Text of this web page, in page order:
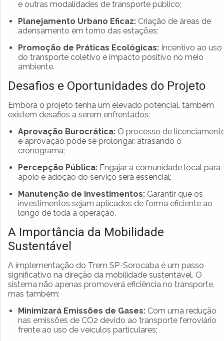
e outras modalidades de transporte público;
Planejamento Urbano Eficaz: Criação de áreas de
adensamento em torno das estações;
Promoção de Práticas Ecológicas: Incentivo ao uso
do transporte coletivo e impacto positivo no meio
ambiente.
Desafios e Oportunidades do Projeto
Embora o projeto tenha um elevado potencial, também
existem desafios a serem enfrentados:
Aprovação Burocrática: O processo de
e aprovação pode se prolongar, atrasando o
cronograma;
Percepção Pública: Engajar a comunidade local para
apoio e adoção do serviço será essencial;
Manutenção de Investimentos: Garantir que os
investimentos sejam aplicados de forma eficiente ao
longo de toda a operação.
A Importância da Mobilidade
Sustentável
A implementação do Trem SP-Sorocaba é um passo
significativo na direção da mobilidade sustentável. O
sistema não apenas promoverá eficiência no transporte,
mas também:
Minimizará Emissões de Gases: Com uma redução
nas emissões de CO2 devido ao transporte ferroviário
frente ao uso de veículos particulares;